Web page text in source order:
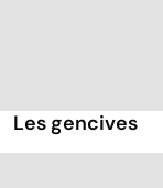
Les gencives